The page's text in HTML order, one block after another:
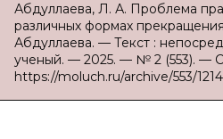
Абдуллаева, Л. А. Проблема
различных формах
Абдуллаева. — Текст :
ученый. — 2025. — № 2 (553). —
https://moluch.ru/archive/553/